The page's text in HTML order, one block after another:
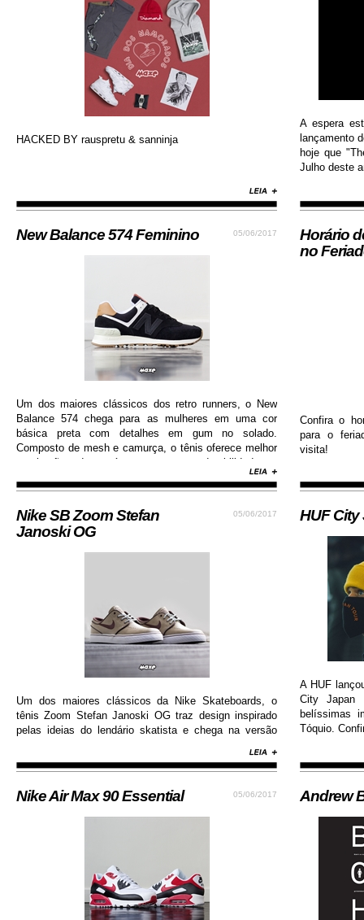
HACKED BY rauspretu & sanninja
05/06/2017
New Balance 574 Feminino
Um dos maiores clássicos dos retro runners, o New
Balance 574 chega para as mulheres em uma cor
básica preta com detalhes em gum no solado.
Composto de mesh e camurça, o tênis oferece melhor
respiração dos pés e garante durabilidade e
05/06/2017
Nike SB Zoom Stefan
Janoski OG
Um dos maiores clássicos da Nike Skateboards, o
tênis Zoom Stefan Janoski OG traz design inspirado
pelas ideias do lendário skatista e chega na versão
de solado de borracha que permite maior aderência.
05/06/2017
Nike Air Max 90 Essential
A espera
lançamento
hoje que
Julho deste
Horário
no
Confira o
para o
visita!
HUF City
A HUF
City Japan
belíssimas
Tóquio.
Andrew